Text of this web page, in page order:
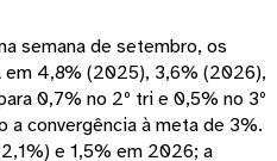
semana de setembro, os
em 4,8% (2025), 3,6% (2026),
0,7% no 2º tri e 0,5% no 3º
convergência à meta de 3%.
e 1,5% em 2026; a